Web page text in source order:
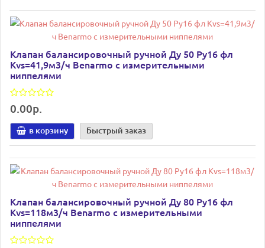
Клапан балансировочный ручной Ду 50 Ру16 фл
Kvs=41,9м3/ч Benarmo с измерительными
ниппелями
0.00р.
в корзину Быстрый заказ
Клапан балансировочный ручной Ду 80 Ру16 фл
Kvs=118м3/ч Benarmo с измерительными
ниппелями